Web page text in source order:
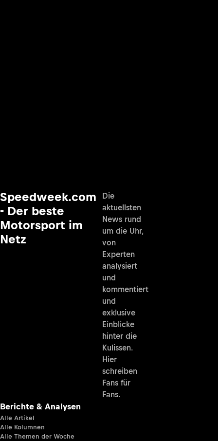
Speedweek.com
- Der beste
Motorsport im
Netz
Die
aktuellsten
News rund
um die Uhr,
von
Experten
analysiert
und
kommentiert
und
exklusive
Einblicke
hinter die
Kulissen.
Hier
schreiben
Fans für
Fans.
Berichte & Analysen
Alle Artikel
Alle Kolumnen
Alle Themen der Woche